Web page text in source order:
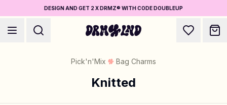
DESIGN AND GET 2 X DRMZ® WITH CODE DOUBLEUP
Pick'n'Mix Bag Charms
Knitted